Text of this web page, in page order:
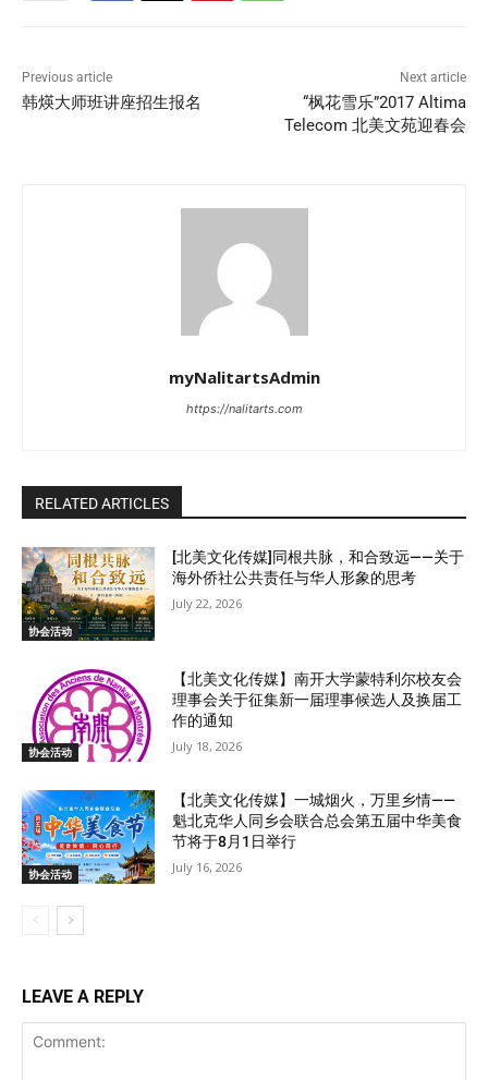
Previous article
韩煐大师班讲座招生报名
Next article
“枫花雪乐”2017 Altima
Telecom 北美文苑迎春会
myNalitartsAdmin
https://nalitarts.com
RELATED ARTICLES
协会活动
[北美文化传媒]同根共脉，和合致远——关于
海外侨社公共责任与华人形象的思考
July 22, 2026
协会活动
【北美文化传媒】南开大学蒙特利尔校友会
理事会关于征集新一届理事候选人及换届工
作的通知
July 18, 2026
协会活动
【北美文化传媒】一城烟火，万里乡情——
魁北克华人同乡会联合总会第五届中华美食
节将于8月1日举行
July 16, 2026
LEAVE A REPLY